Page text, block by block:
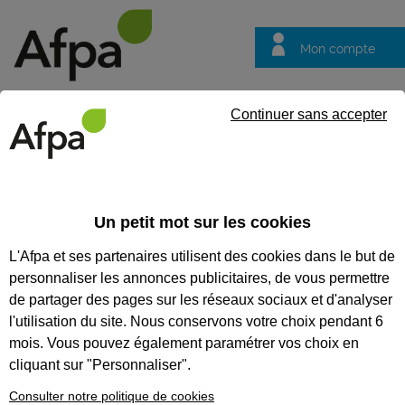
Mon compte
questions
Choisir l Afpa c est
RSFP : un dispositif
qui s'inscrit dans la
lutte contre
l'exclusion des
individus
Un petit mot sur les cookies
L'Afpa et ses partenaires utilisent des cookies dans le but de
personnaliser les annonces publicitaires, de vous permettre
de partager des pages sur les réseaux sociaux et d'analyser
l'utilisation du site. Nous conservons votre choix pendant 6
mois. Vous pouvez également paramétrer vos choix en
cliquant sur "Personnaliser".
Consulter notre politique de cookies
Continuer sans accepter